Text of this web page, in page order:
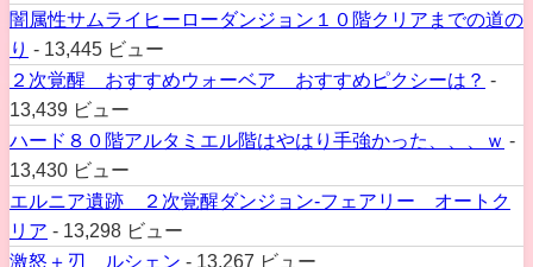
闇属性サムライヒーローダンジョン１０階クリアまでの道の
り - 13,445 ビュー
２次覚醒 おすすめウォーベア おすすめピクシーは？ -
13,439 ビュー
ハード８０階アルタミエル階はやはり手強かった、、、ｗ -
13,430 ビュー
エルニア遺跡 ２次覚醒ダンジョン-フェアリー オートク
リア - 13,298 ビュー
激怒＋刃 ルシェン - 13,267 ビュー